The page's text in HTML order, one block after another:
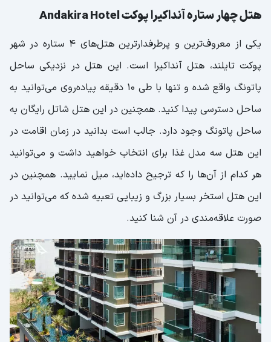
Estate Phuket
خدمات و امکانات رفاهی و تفریحی هتل
کامالا بیچ استیت پوکت
هتل رویال پارادایس پوکت The Royal Paradise
Hotel
هتل ۴ ستاره کاسیو پوکت Cassia Phuket
هتل ۴ستاره سنترا اشلی پوکت Ashlee Hub Hotel
Patong
هتل چهار ستاره آنداکیرا پوکت Andakira Hotel
یکی از معروف‌ترین و پرطرفدارترین هتل‌های ۴ ستاره در شهر
پوکت تایلند، هتل آنداکیرا است. این هتل در نزدیکی ساحل
پاتونگ واقع شده و تنها با طی ۱۰ دقیقه پیاده‌روی می‌توانید به
ساحل دسترسی پیدا کنید. همچنین در این هتل شاتل رایگان به
ساحل پاتونگ وجود دارد. جالب است بدانید در زمان اقامت در
این هتل سه مدل غذا برای انتخاب خواهید داشت و می‌توانید
هر کدام از آن‌ها را که ترجیح داده‌اید، میل نمایید. همچنین در
این هتل استخر بسیار بزرگ و زیبایی تعبیه شده که می‌توانید در
صورت علاقه‌مندی در آن شنا کنید.